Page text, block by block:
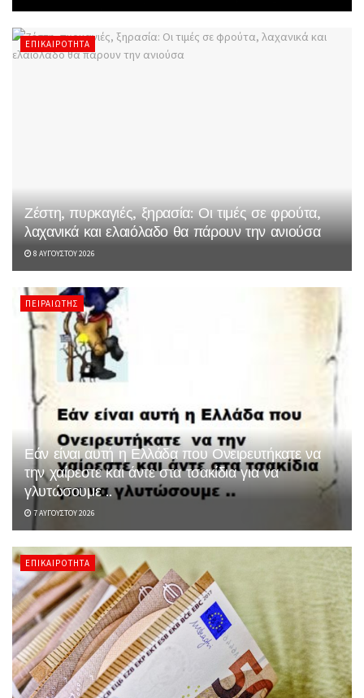
ΕΠΙΚΑΙΡΌΤΗΤΑ
Ζέστη, πυρκαγιές, ξηρασία: Οι τιμές σε φρούτα,
λαχανικά και ελαιόλαδο θα πάρουν την ανιούσα
8 ΑΥΓΟΎΣΤΟΥ 2026
ΠΕΙΡΑΙΏΤΗΣ
Εάν είναι αυτή η Ελλάδα που Ονειρευτήκατε να
την χαίρεστε και άντε στα τσακίδια για να
γλυτώσουμε ..
7 ΑΥΓΟΎΣΤΟΥ 2026
ΕΠΙΚΑΙΡΌΤΗΤΑ